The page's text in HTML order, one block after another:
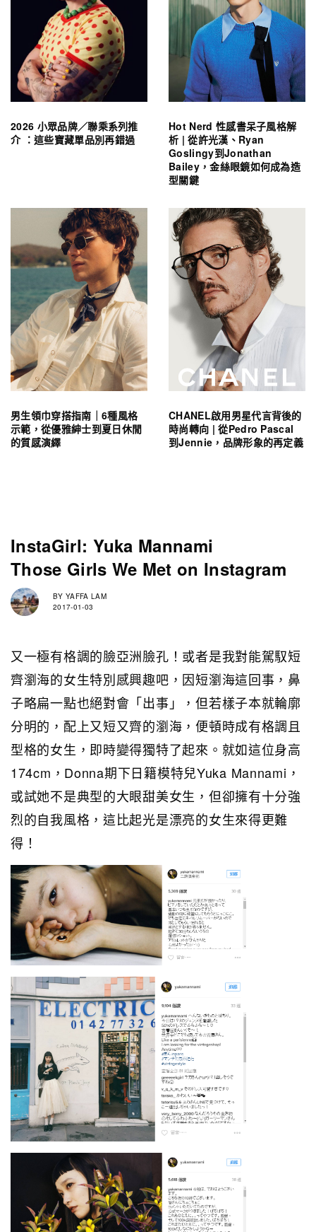
2026 小眾品牌／聯乘系列推
介 ：這些寶藏單品別再錯過
Hot Nerd 性感書呆子風格解
析 | 從許光漢、Ryan
Goslingy到Jonathan
Bailey，金絲眼鏡如何成為造
型關鍵
男生領巾穿搭指南｜6種風格
示範，從優雅紳士到夏日休閒
的質感演繹
CHANEL啟用男星代言背後的
時尚轉向 | 從Pedro Pascal
到Jennie，品牌形象的再定義
InstaGirl: Yuka Mannami
Those Girls We Met on Instagram
BY YAFFA LAM
2017-01-03
又一極有格調的臉亞洲臉孔！或者是我對能駕馭短
齊瀏海的女生特別感興趣吧，因短瀏海這回事，鼻
子略扁一點也絕對會「出事」，但若樣子本就輪廓
分明的，配上又短又齊的瀏海，便頓時成有格調且
型格的女生，即時變得獨特了起來。就如這位身高
174cm，Donna期下日籍模特兒Yuka Mannami，
或試她不是典型的大眼甜美女生，但卻擁有十分強
烈的自我風格，這比起光是漂亮的女生來得更難
得！